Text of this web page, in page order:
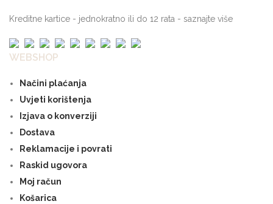
Kreditne kartice - jednokratno ili do 12 rata - saznajte više
WEBSHOP
Načini plaćanja
Uvjeti korištenja
Izjava o konverziji
Dostava
Reklamacije i povrati
Raskid ugovora
Moj račun
Košarica